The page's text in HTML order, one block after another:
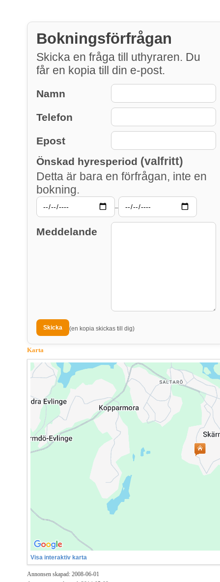
Bokningsförfrågan
Skicka en fråga till uthyraren. Du
får en kopia till din e-post.
Namn
Telefon
Epost
Önskad hyresperiod (valfritt)
Detta är bara en förfrågan, inte en
bokning.
–
Meddelande
(en kopia skickas till dig)
Karta
Visa interaktiv karta
Annonsen skapad: 2008-06-01